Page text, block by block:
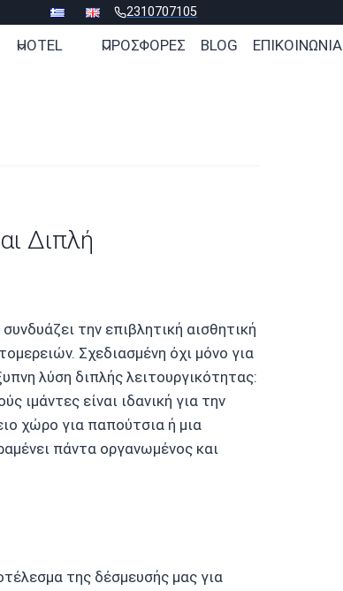
2310707105
HOTEL ΠΡΟΣΦΟΡΕΣ BLOG ΕΠΙΚΟΙΝΩΝΙΑ
Διπλή
την επιβλητική αισθητική
Σχεδιασμένη όχι μόνο για
λύση διπλής λειτουργικότητας:
ιμάντες είναι ιδανική για την
χώρο για παπούτσια ή μια
πάντα οργανωμένος και
της δέσμευσής μας για